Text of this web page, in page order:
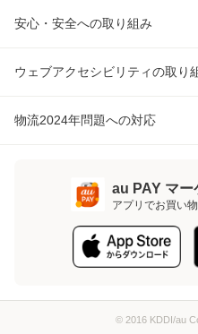
安心・安全への取り組み
ウェブアクセシビリティの取り
物流2024年問題への対応
au PAY マー
アプリでお買い
© 2016 KDDI/au